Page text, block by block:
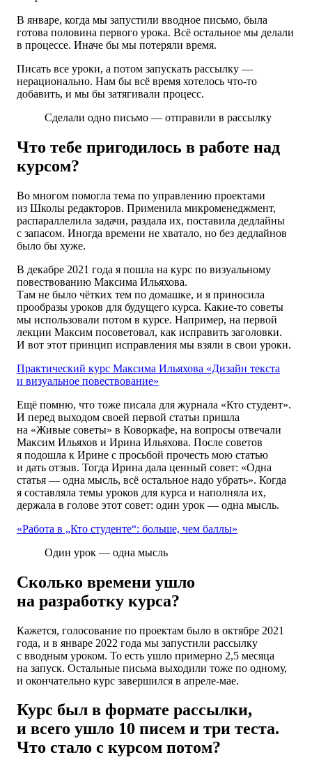
В январе, когда мы запустили вводное письмо, была
готова половина первого урока. Всё остальное мы делали
в процессе. Иначе бы мы потеряли время.
Писать все уроки, а потом запускать рассылку —
нерационально. Нам бы всё время хотелось что-то
добавить, и мы бы затягивали процесс.
Сделали одно письмо — отправили в рассылку
Что тебе пригодилось в работе над
курсом?
Во многом помогла тема по управлению проектами
из Школы редакторов. Применила микроменеджмент,
распараллелила задачи, раздала их, поставила дедлайны
с запасом. Иногда времени не хватало, но без дедлайнов
было бы хуже.
В декабре 2021 года я пошла на курс по визуальному
повествованию Максима Ильяхова.
Там не было чётких тем по домашке, и я приносила
прообразы уроков для будущего курса. Какие-то советы
мы использовали потом в курсе. Например, на первой
лекции Максим посоветовал, как исправить заголовки.
И вот этот принцип исправления мы взяли в свои уроки.
Практический курс Максима Ильяхова «Дизайн текста
и визуальное повествование»
Ещё помню, что тоже писала для журнала «Кто студент».
И перед выходом своей первой статьи пришла
на «Живые советы» в Коворкафе, на вопросы отвечали
Максим Ильяхов и Ирина Ильяхова. После советов
я подошла к Ирине с просьбой прочесть мою статью
и дать отзыв. Тогда Ирина дала ценный совет: «Одна
статья — одна мысль, всё остальное надо убрать». Когда
я составляла темы уроков для курса и наполняла их,
держала в голове этот совет: один урок — одна мысль.
«Работа в „Кто студенте“: больше, чем баллы»
Один урок — одна мысль
Сколько времени ушло
на разработку курса?
Кажется, голосование по проектам было в октябре 2021
года, и в январе 2022 года мы запустили рассылку
с вводным уроком. То есть ушло примерно 2,5 месяца
на запуск. Остальные письма выходили тоже по одному,
и окончательно курс завершился в апреле-мае.
Курс был в формате рассылки,
и всего ушло 10 писем и три теста.
Что стало с курсом потом?